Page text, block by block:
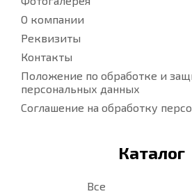
О компании
Реквизиты
Контакты
Положение по обработке и
персональных данных
Соглашение на обработку
Каталог
Все